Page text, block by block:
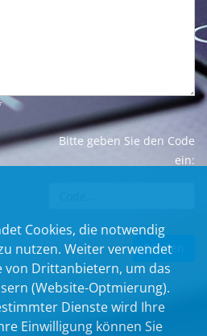
Bitte geben Sie den Code
ein:
Cookies, die notwendig
nutzen. Weiter verwendet
von Drittanbietern, um das
(Website-Optmierung).
Dienste wird Ihre
Einwilligung können Sie